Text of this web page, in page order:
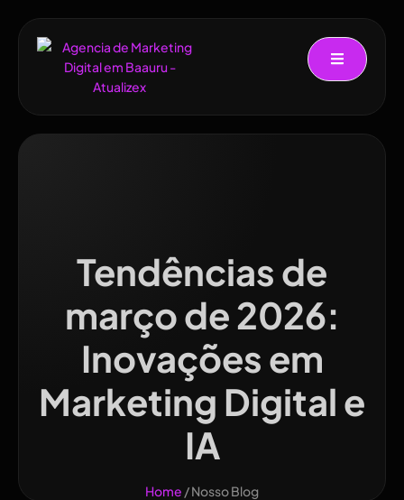
Tendências de
março de 2026:
Inovações em
Marketing Digital e
IA
Home / Nosso Blog